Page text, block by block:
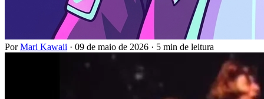
PorMari Kawaii · 09 de maio de 2026 · 5 min de leitura